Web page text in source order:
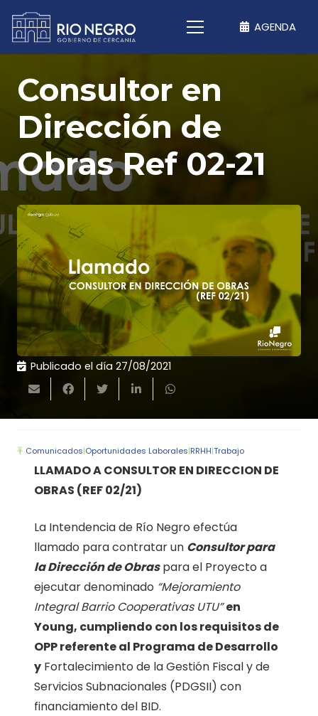
AGENDA
Consultor en
Dirección de
Obras Ref 02-21
Publicado el día 27/08/2021
Comunicados|Oportunidades Laborales|RRHH|Trabajo
LLAMADO A CONSULTOR EN DIRECCION DE
OBRAS (REF 02/21)
La Intendencia de Río Negro efectúa
llamado para contratar un Consultor para
la Dirección de Obraspara el Proyecto a
ejecutar denominado “Mejoramiento
Integral Barrio Cooperativas UTU”en
Young, cumpliendo con los requisitos de
OPP referente al Programa de Desarrollo
y Fortalecimiento de la Gestión Fiscal y de
Servicios Subnacionales (PDGSII) con
financiamiento del BID.